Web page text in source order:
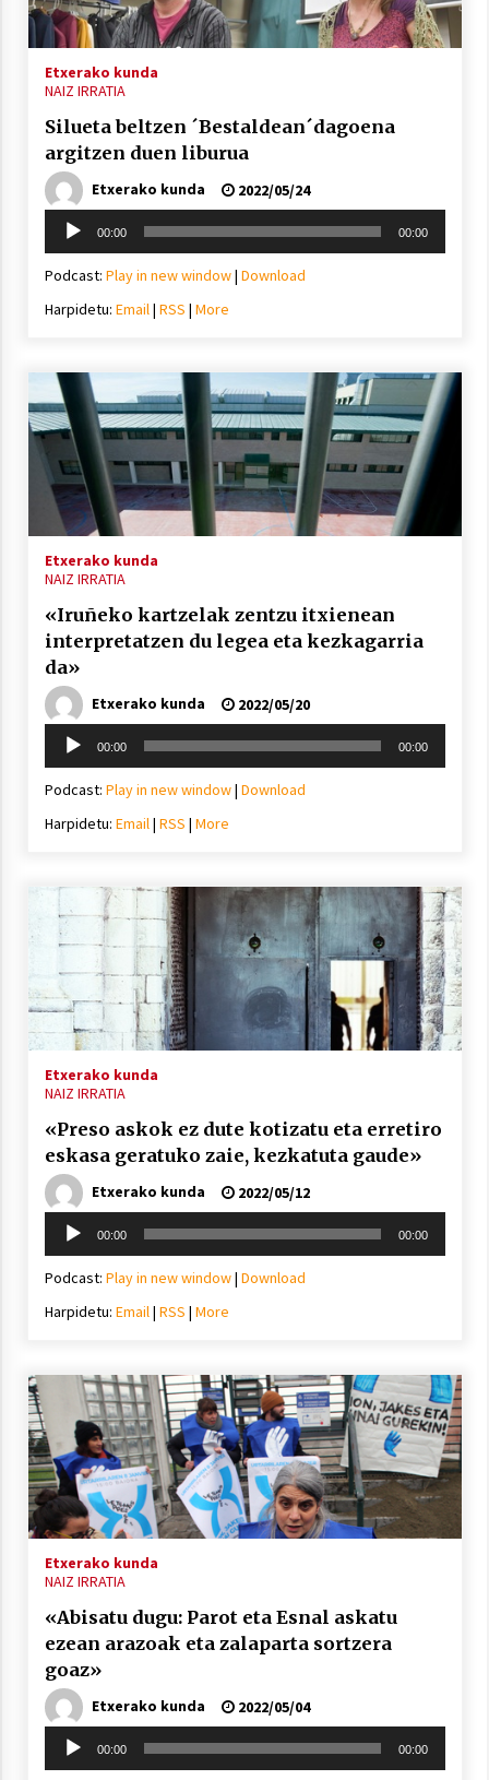
Etxerako kunda
NAIZ IRRATIA
Silueta beltzen ´Bestaldean´dagoena
argitzen duen liburua
Etxerako kunda
2022/05/24
Soinu
erreproduzigailua
00:00 00:00
Podcast: Play in new window| Download
Harpidetu: Email| RSS | More
Etxerako kunda
NAIZ IRRATIA
«Iruñeko kartzelak zentzu itxienean
interpretatzen du legea eta kezkagarria
da»
Etxerako kunda
2022/05/20
Soinu
erreproduzigailua
00:00 00:00
Podcast: Play in new window| Download
Harpidetu: Email| RSS | More
Etxerako kunda
NAIZ IRRATIA
«Preso askok ez dute kotizatu eta erretiro
eskasa geratuko zaie, kezkatuta gaude»
Etxerako kunda
2022/05/12
Soinu
erreproduzigailua
00:00 00:00
Podcast: Play in new window| Download
Harpidetu: Email| RSS | More
Etxerako kunda
NAIZ IRRATIA
«Abisatu dugu: Parot eta Esnal askatu
ezean arazoak eta zalaparta sortzera
goaz»
Etxerako kunda
2022/05/04
Soinu
erreproduzigailua
00:00 00:00